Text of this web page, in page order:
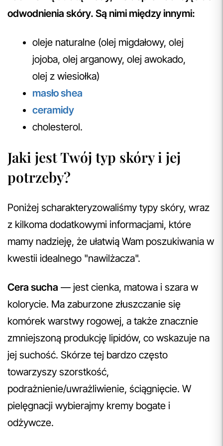
odwodnienia skóry. Są nimi między innymi:
oleje naturalne (olej migdałowy, olej
jojoba, olej arganowy, olej awokado,
olej z wiesiołka)
masło shea
ceramidy
cholesterol.
Jaki jest Twój typ skóry i jej
potrzeby?
Poniżej scharakteryzowaliśmy typy skóry, wraz
z kilkoma dodatkowymi informacjami, które
mamy nadzieję, że ułatwią Wam poszukiwania w
kwestii idealnego "nawilżacza".
Cera sucha — jest cienka, matowa i szara w
kolorycie. Ma zaburzone złuszczanie się
komórek warstwy rogowej, a także znacznie
zmniejszoną produkcję lipidów, co wskazuje na
jej suchość. Skórze tej bardzo często
towarzyszy szorstkość,
podrażnienie/uwrażliwienie, ściągnięcie. W
pielęgnacji wybierajmy kremy bogate i
odżywcze.